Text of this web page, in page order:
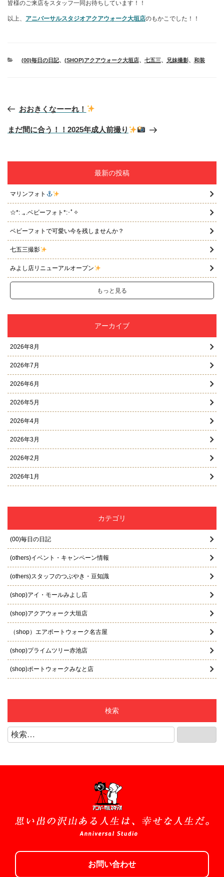
皆様のご来店をスタッフ一同お待ちしています！！
以上、 アニバーサルスタジオアクアウォーク大垣店のもかこでした！！
カ
(00)毎日の日記、 (SHOP)アクアウォーク大垣店、 七五三、 兄妹撮影、 和装
稿
ビ
ョ
おおきくなーーれ！
まだ間に合う！！2025年成人前撮り
最新の投稿
マリンフォト
☆*: .｡.ベビーフォト*:･ﾟ✧
ベビーフォトで可愛い今を残しませんか？
七五三撮影
みよし店リニューアルオープン
もっと見る
アーカイブ
2026年8月
2026年7月
2026年6月
2026年5月
2026年4月
2026年3月
2026年2月
2026年1月
2025年9月
2025年8月
2025年7月
2025年6月
2025年5月
2025年4月
2025年3月
2025年2月
2025年1月
2024年11月
カテゴリ
(00)毎日の日記
(others)イベント・キャンペーン情報
(others)スタッフのつぶやき・豆知識
(shop)アイ・モールみよし店
(shop)アクアウォーク大垣店
（shop）エアポートウォーク名古屋
(shop)プライムツリー赤池店
(shop)ポートウォークみなと店
(shop)知立店
(shop)長久手店
お宮参り/百日祝い
お誕生日
検索
検
索:
お問い合わせ